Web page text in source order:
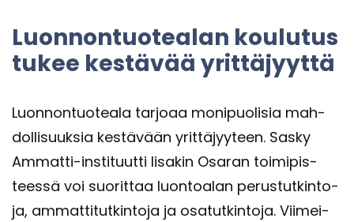
Luon­non­tuo­tea­lan kou­lu­tus
tukee kes­tä­vää yrit­tä­jyyt­tä
Luon­non­tuo­tea­la tar­jo­aa mo­ni­puo­li­sia mah­
dol­li­suuk­sia kes­tä­vään yrit­tä­jyy­teen. Sasky
Ammatti-​instituutti Ii­sa­kin Osa­ran toi­mi­pis­
tees­sä voi suo­rit­taa luon­toa­lan pe­rus­tut­kin­to­
ja, am­mat­ti­tut­kin­to­ja ja osa­tut­kin­to­ja. Vii­mei­